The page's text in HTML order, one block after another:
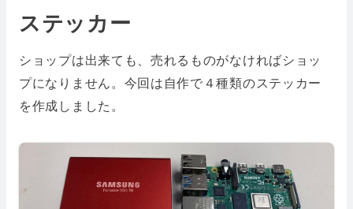
ステッカー
ショップは出来ても、売れるものがなければショッ
プになりません。今回は自作で４種類のステッカー
を作成しました。